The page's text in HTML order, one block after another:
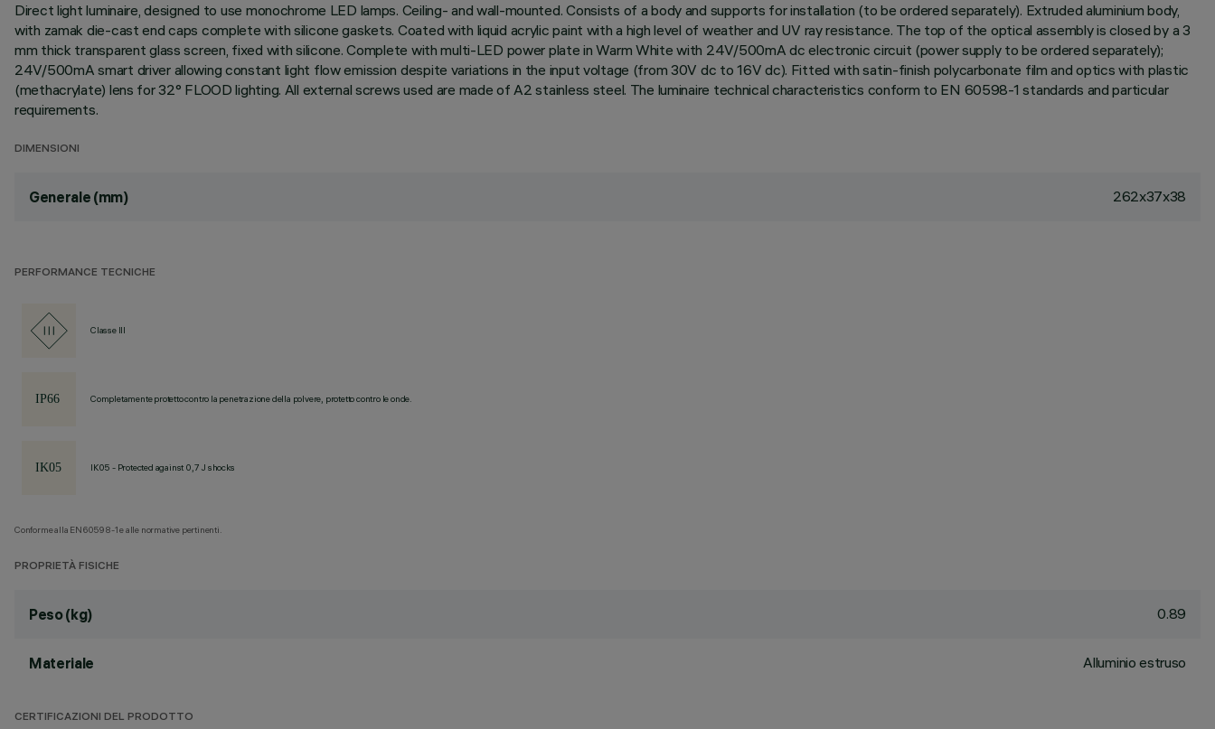
Direct light luminaire, designed to use monochrome LED lamps. Ceiling- and wall-mounted. Consists of a body and supports for installation (to be ordered separately). Extruded aluminium body,
with zamak die-cast end caps complete with silicone gaskets. Coated with liquid acrylic paint with a high level of weather and UV ray resistance. The top of the optical assembly is closed by a 3
mm thick transparent glass screen, fixed with silicone. Complete with multi-LED power plate in Warm White with 24V/500mA dc electronic circuit (power supply to be ordered separately);
24V/500mA smart driver allowing constant light flow emission despite variations in the input voltage (from 30V dc to 16V dc). Fitted with satin-finish polycarbonate film and optics with plastic
(methacrylate) lens for 32° FLOOD lighting. All external screws used are made of A2 stainless steel. The luminaire technical characteristics conform to EN 60598-1 standards and particular
requirements.
DIMENSIONI
Generale (mm) 262x37x38
PERFORMANCE TECNICHE
Classe III
Completamente protetto contro la penetrazione della polvere, protetto contro le onde.
IK05 - Protected against 0,7 J shocks
Conforme alla EN60598-1 e alle normative pertinenti.
PROPRIETÀ FISICHE
Peso (kg) 0.89
Materiale Alluminio estruso
CERTIFICAZIONI DEL PRODOTTO